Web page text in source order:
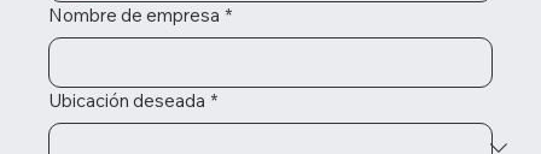
Nombre de empresa *
Ubicación deseada *